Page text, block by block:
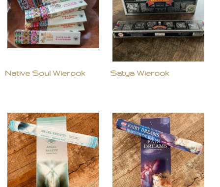
Native Soul Wierook Satya Wierook